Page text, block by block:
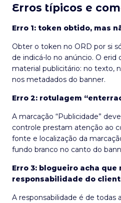
Erros típicos e
Erro 1: token obtido, mas
Obter o token no ORD por si
de indicá-lo no anúncio. O erid
material publicitário: no texto,
nos metadados do banner.
Erro 2: rotulagem
A marcação “Publicidade”
controle prestam atenção ao
fonte e localização da
fundo branco no canto do
Erro 3: blogueiro acha que
responsabilidade do
A responsabilidade é de todas